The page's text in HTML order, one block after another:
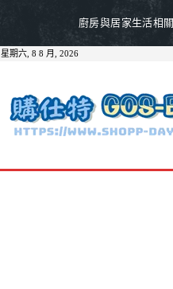
廚房與居家生活相關
星期六, 8 8 月, 2026